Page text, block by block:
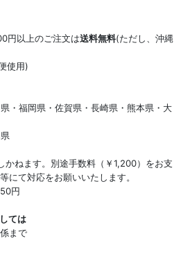
円以上のご注文は送料無料(ただし、沖縄
使用)
・福岡県・佐賀県・長崎県・熊本県・大
かねます。別途手数料（￥1,200）をお支
にて対応をお願いいたします。
円
ては
まで